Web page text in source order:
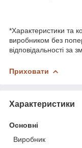
*Характеристики та
виробником без
відповідальності за
Приховати
Характеристики
Основні
Виробник